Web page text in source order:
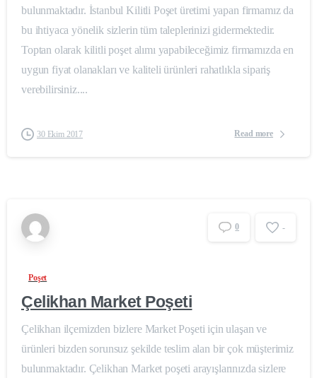
bulunmaktadır. İstanbul Kilitli Poşet üretimi yapan firmamız da
bu ihtiyaca yönelik sizlerin tüm taleplerinizi gidermektedir.
Toptan olarak kilitli poşet alımı yapabileceğimiz firmamızda en
uygun fiyat olanakları ve kaliteli ürünleri rahatlıkla sipariş
verebilirsiniz....
30 Ekim 2017 Read more
0 -
Poşet
Çelikhan Market Poşeti
Çelikhan ilçemizden bizlere Market Poşeti için ulaşan ve
ürünleri bizden sorunsuz şekilde teslim alan bir çok müşterimiz
bulunmaktadır. Çelikhan Market poşeti arayışlarınızda sizlere